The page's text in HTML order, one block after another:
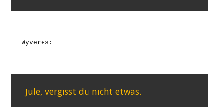
Wyveres:
Jule, vergisst du nicht etwas.